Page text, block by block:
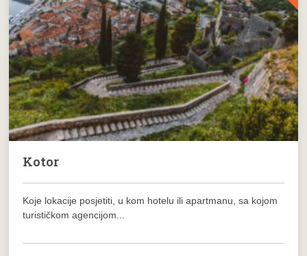
Kotor
Koje lokacije posjetiti, u kom hotelu ili apartmanu, sa kojom
turističkom agencijom...